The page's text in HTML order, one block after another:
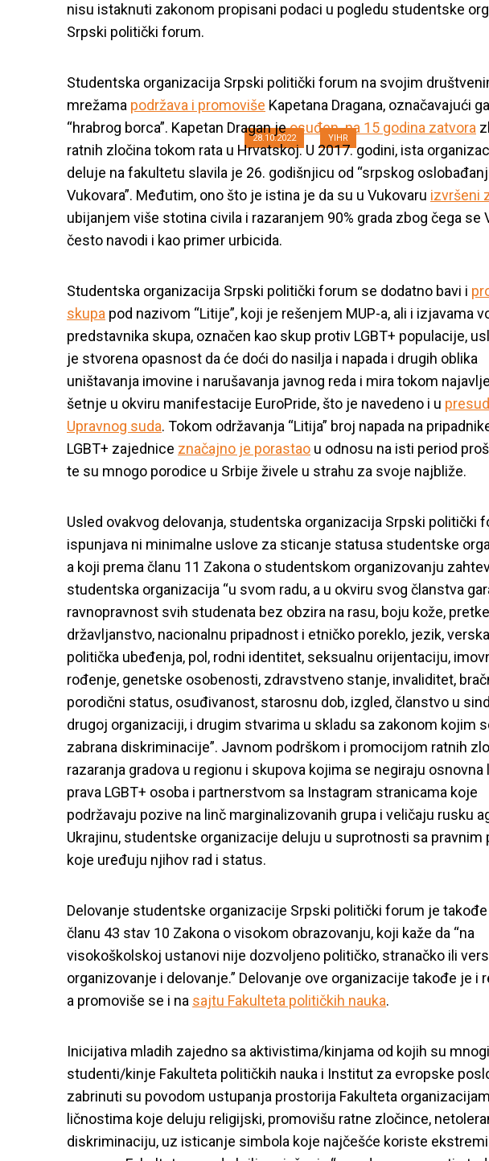
pismo Fakultetu
delovanja
28.10.2022 YIHR
nisu istaknuti zakonom propisani podaci u pogledu studentske
Srpski politički forum.
Studentska organizacija Srpski politički forum na svojim
mrežama podržava i promoviše Kapetana Dragana, označavajući
“hrabrog borca”. Kapetan Dragan jeosuđen na 15 godina zatvora
ratnih zločina tokom rata u Hrvatskoj. U 2017. godini, ista
deluje na fakultetu slavila je 26. godišnjicu od “srpskog
Vukovara”. Međutim, ono što je istina je da su u Vukovaru izvršeni
ubijanjem više stotina civila i razaranjem 90% grada zbog čega se
često navodi i kao primer urbicida.
Studentska organizacija Srpski politički forum se dodatno bavi i
skupa pod nazivom “Litije”, koji je rešenjem MUP-a, ali i izjavama
predstavnika skupa, označen kao skup protiv LGBT+ populacije,
je stvorena opasnost da će doći do nasilja i napada i drugih oblika
uništavanja imovine i narušavanja javnog reda i mira tokom
šetnje u okviru manifestacije EuroPride, što je navedeno i u
Upravnog suda. Tokom održavanja “Litija” broj napada na
LGBT+ zajednice značajno je porastao u odnosu na isti period
te su mnogo porodice u Srbije živele u strahu za svoje najbliže.
Usled ovakvog delovanja, studentska organizacija Srpski politički
ispunjava ni minimalne uslove za sticanje statusa studentske
a koji prema članu 11 Zakona o studentskom organizovanju
studentska organizacija “u svom radu, a u okviru svog članstva
ravnopravnost svih studenata bez obzira na rasu, boju kože,
državljanstvo, nacionalnu pripadnost i etničko poreklo, jezik,
politička ubeđenja, pol, rodni identitet, seksualnu orijentaciju,
rođenje, genetske osobenosti, zdravstveno stanje, invaliditet,
porodični status, osuđivanost, starosnu dob, izgled, članstvo u
drugoj organizaciji, i drugim stvarima u skladu sa zakonom kojim
zabrana diskriminacije”. Javnom podrškom i promocijom ratnih
razaranja gradova u regionu i skupova kojima se negiraju osnovna
prava LGBT+ osoba i partnerstvom sa Instagram stranicama koje
podržavaju pozive na linč marginalizovanih grupa i veličaju rusku
Ukrajinu, studentske organizacije deluju u suprotnosti sa pravnim
koje uređuju njihov rad i status.
Delovanje studentske organizacije Srpski politički forum je
članu 43 stav 10 Zakona o visokom obrazovanju, koji kaže da “na
visokoškolskoj ustanovi nije dozvoljeno političko, stranačko ili
organizovanje i delovanje.” Delovanje ove organizacije takođe je i
a promoviše se i na sajtu Fakulteta političkih nauka.
Inicijativa mladih zajedno sa aktivistima/kinjama od kojih su mnogi
studenti/kinje Fakulteta političkih nauka i Institut za evropske
zabrinuti su povodom ustupanja prostorija Fakulteta
ličnostima koje deluju religijski, promovišu ratne zločince,
diskriminaciju, uz isticanje simbola koje najčešće koriste